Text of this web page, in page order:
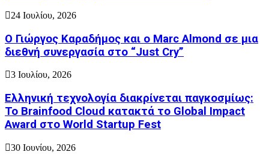
24 Ιουλίου, 2026
Ο Γιώργος Καραδήμος και ο Marc Almond σε μια
διεθνή συνεργασία στο “Just Cry”
3 Ιουλίου, 2026
Ελληνική τεχνολογία διακρίνεται παγκοσμίως:
Το Brainfood Cloud κατακτά το Global Impact
Award στο World Startup Fest
30 Ιουνίου, 2026